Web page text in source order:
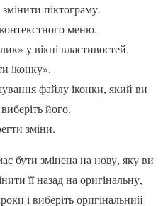
піктограму.
меню.
у вікні властивостей.
іконку».
файлу іконки, який ви
його.
зміни.
бути змінена на нову, яку ви
її назад на оригінальну,
і виберіть оригінальний